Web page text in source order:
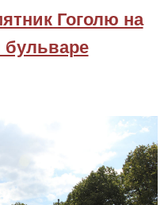
Гоголю на
бульваре